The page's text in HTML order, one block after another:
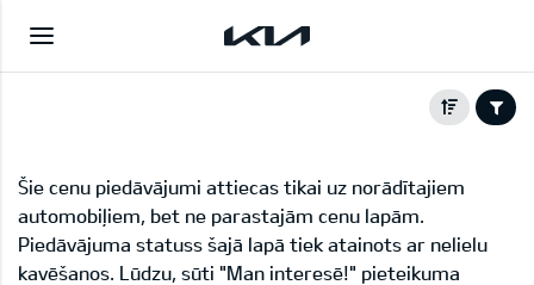
Šie cenu piedāvājumi attiecas tikai uz norādītajiem
automobiļiem, bet ne parastajām cenu lapām.
Piedāvājuma statuss šajā lapā tiek atainots ar nelielu
kavēšanos. Lūdzu, sūti "Man interesē!" pieteikuma